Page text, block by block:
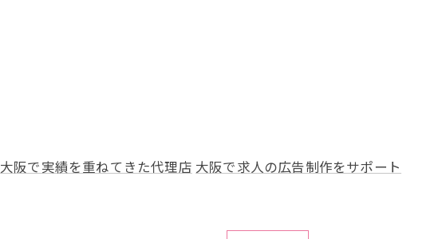
大阪で実績を重ねてきた代理店 大阪で求人の広告制作をサポート